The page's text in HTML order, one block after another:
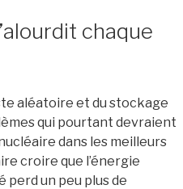
chaque
aléatoire et du stockage
qui pourtant devraient
dans les meilleurs
croire que l’énergie
un peu plus de